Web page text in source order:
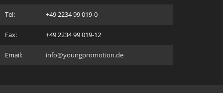
Tel: +49 2234 99 019-0
Fax: +49 2234 99 019-12
Email: info@youngpromotion.de